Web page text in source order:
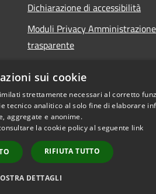
Dichiarazione di accessibilità
Moduli Privacy Amministrazione
trasparente
Copyright © 2026 •
sui cookie
strettamente necessari al corretto
tecnico analitico al solo fine di elaborare
aggregate e anonime.
la cookie policy al seguente link
RIFIUTA TUTTO
DETTAGLI